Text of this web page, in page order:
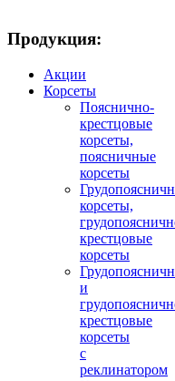
Пояснично-
18600.00 руб.
Продукция:
Акции
Корсеты
Пояснично-
крестцовые
корсеты,
поясничные
корсеты
корсеты,
крестцовые
корсеты
и
крестцовые
корсеты
с
реклинатором